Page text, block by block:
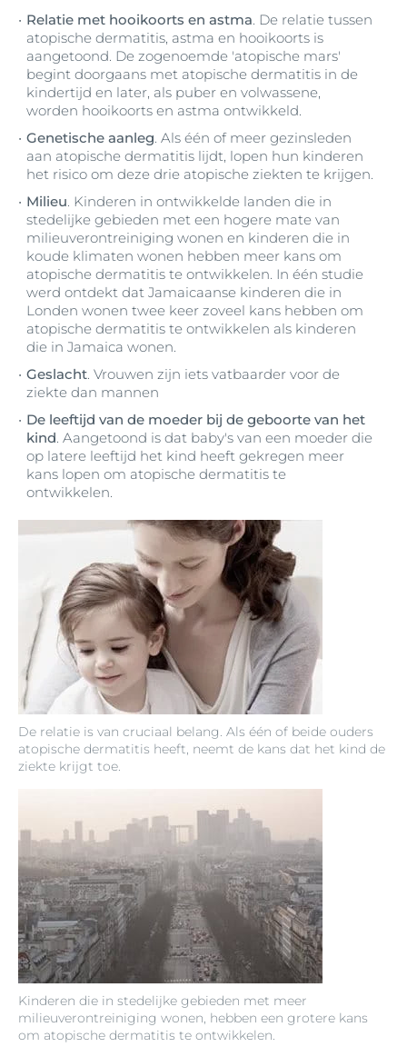
De relatie is van cruciaal belang. Als één of beide ouders
atopische dermatitis heeft, neemt de kans dat het kind de
ziekte krijgt toe.
Kinderen die in stedelijke gebieden met meer
milieuverontreiniging wonen, hebben een grotere kans
om atopische dermatitis te ontwikkelen.
Relatie met hooikoorts en astma. De relatie tussen
atopische dermatitis, astma en hooikoorts is
aangetoond. De zogenoemde 'atopische mars'
begint doorgaans met atopische dermatitis in de
kindertijd en later, als puber en volwassene,
worden hooikoorts en astma ontwikkeld.
Genetische aanleg. Als één of meer gezinsleden
aan atopische dermatitis lijdt, lopen hun kinderen
het risico om deze drie atopische ziekten te krijgen.
Milieu. Kinderen in ontwikkelde landen die in
stedelijke gebieden met een hogere mate van
milieuverontreiniging wonen en kinderen die in
koude klimaten wonen hebben meer kans om
atopische dermatitis te ontwikkelen. In één studie
werd ontdekt dat Jamaicaanse kinderen die in
Londen wonen twee keer zoveel kans hebben om
atopische dermatitis te ontwikkelen als kinderen
die in Jamaica wonen.
Geslacht. Vrouwen zijn iets vatbaarder voor de
ziekte dan mannen
De leeftijd van de moeder bij de geboorte van het
kind. Aangetoond is dat baby's van een moeder die
op latere leeftijd het kind heeft gekregen meer
kans lopen om atopische dermatitis te
ontwikkelen.